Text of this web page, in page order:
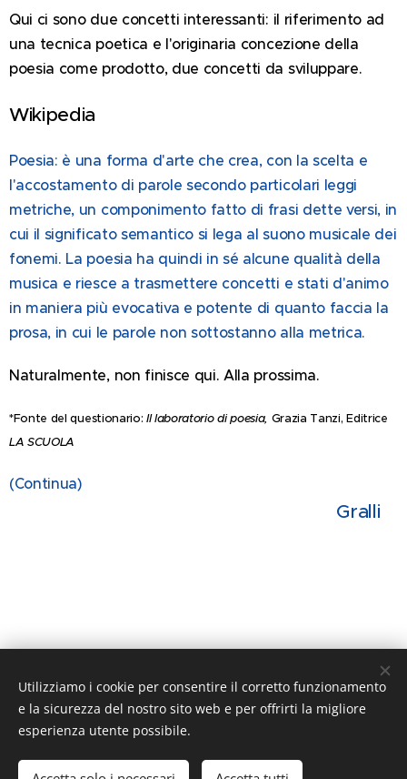
Qui ci sono due concetti interessanti: il riferimento ad
una tecnica poetica e l'originaria concezione della
poesia come prodotto, due concetti da sviluppare.
Wikipedia
Poesia: è una forma d'arte che crea, con la scelta e
l'accostamento di parole secondo particolari leggi
metriche, un componimento fatto di frasi dette versi, in
cui il significato semantico si lega al suono musicale dei
fonemi. La poesia ha quindi in sé alcune qualità della
musica e riesce a trasmettere concetti e stati d'animo
in maniera più evocativa e potente di quanto faccia la
prosa, in cui le parole non sottostanno alla metrica.
Naturalmente, non finisce qui. Alla prossima.
*Fonte del questionario: Il laboratorio di poesia, Grazia Tanzi, Editrice
LA SCUOLA
(Continua)
Gralli
Share
Utilizziamo i cookie per consentire il corretto funzionamento
e la sicurezza del nostro sito web e per offrirti la migliore
esperienza utente possibile.